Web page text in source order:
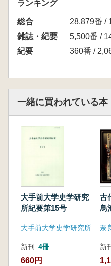
ランキング
総合
28,879番 /
雑誌・紀要
5,500番 /
紀要
360番 /
一緒に買われている本
大手前大学史学研究
所紀要第15号
大手前大学史学研究所
新刊 4冊
660円
古
鳥
新